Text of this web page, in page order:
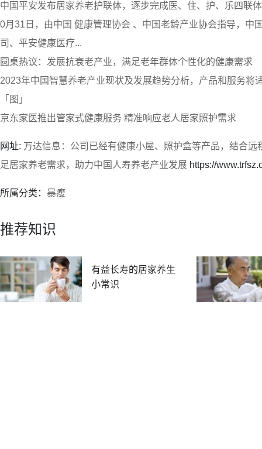
中国平安发布居家养老护联体，逐步完成医、住、护、乐四联
0月31日，由中国 健康管理协会 、中国老龄产业协会指导，中
司、平安健康医疗...
圆桌热议：发展抗衰老产业，满足老年群体个性化的健康需求
2023年中国智慧养老产业现状及发展趋势分析，产品和服务将
「图」
京东家医推出管家式健康服务 精准响应老人居家照护需求
网址: 万达信息：公司已经有健康小屋、照护盒等产品，结合远
足居家养老需求，助力中国人寿养老产业发展 https://
所属分类： 暴瘦
推荐知识
有益长寿的居家养生
小常识